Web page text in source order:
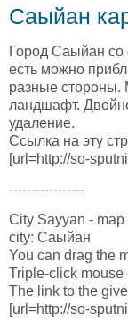
Саыйан
Город Саыйан со
есть можно
разные стороны.
ландшафт.
удаление.
Ссылка на эту
[url=http://so-
-----------------
City Sayyan -
city: Саыйан
You can drag the
Triple-click mouse
The link to the
[url=http://so-